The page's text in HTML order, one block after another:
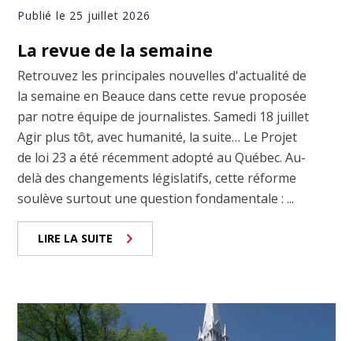
Publié le 25 juillet 2026
La revue de la semaine
Retrouvez les principales nouvelles d'actualité de
la semaine en Beauce dans cette revue proposée
par notre équipe de journalistes. Samedi 18 juillet
Agir plus tôt, avec humanité, la suite… Le Projet
de loi 23 a été récemment adopté au Québec. Au-
delà des changements législatifs, cette réforme
soulève surtout une question fondamentale : ...
LIRE LA SUITE